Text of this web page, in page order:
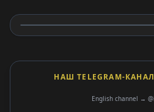
НАШ TELEGRAM-КАНАЛ
English channel →